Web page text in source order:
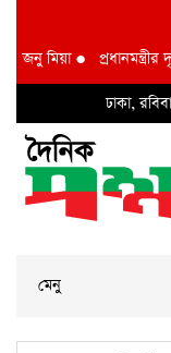
মিয়া●প্রধানমন্ত্রীর
ঢাকা,
মেনু